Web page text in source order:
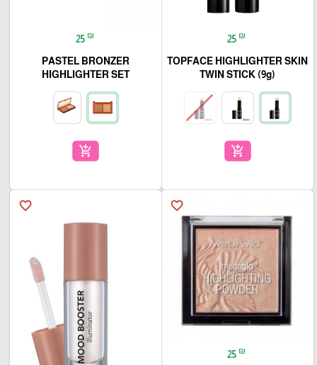
25 ₪
TOPFACE HIGHLIGHTER SKIN
TWIN STICK (9g)
add_shopping_cart
25 ₪
PASTEL BRONZER
HIGHLIGHTER SET
add_shopping_cart
favorite_border
25 ₪
favorite_border